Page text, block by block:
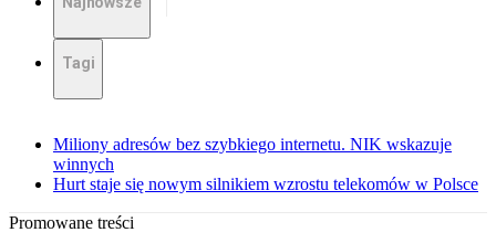
Tagi
Miliony adresów bez szybkiego internetu. NIK wskazuje
winnych
Hurt staje się nowym silnikiem wzrostu telekomów w Polsce
Promowane treści